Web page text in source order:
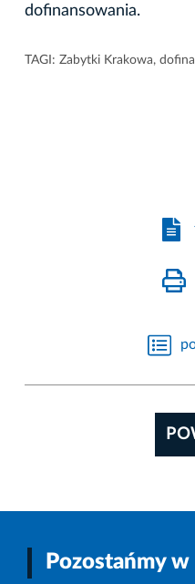
dofinansowania.
TAGI: Zabytki Krakowa,
Pozostańmy